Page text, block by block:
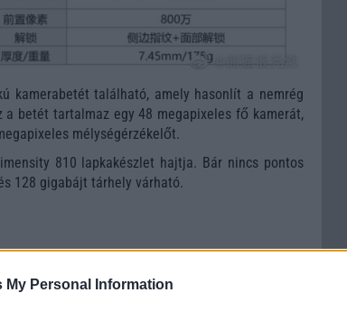
My Personal Information
kamerabetét található, amely hasonlít a nemrég
a betét tartalmaz egy 48 megapixeles fő kamerát,
mélységérzékelőt.
810 lapkakészlet hajtja. Bár nincs pontos
128 gigabájt tárhely várható.